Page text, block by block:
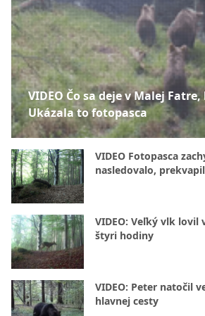
VIDEO Čo sa deje v Malej
Ukázala to fotopasca
VIDEO Fotopasca
nasledovalo,
VIDEO: Veľký vlk lovil
štyri hodiny
VIDEO: Peter natočil
hlavnej cesty